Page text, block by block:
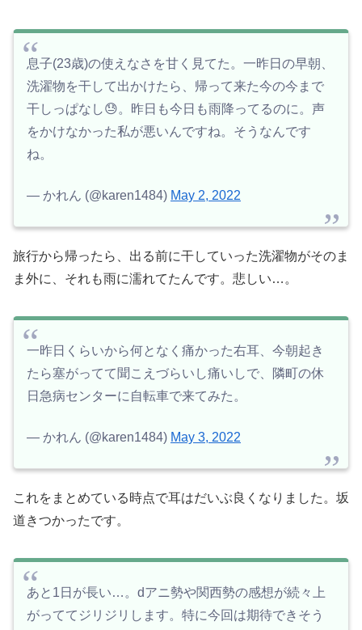
息子(23歳)の使えなさを甘く見てた。一昨日の早朝、
洗濯物を干して出かけたら、帰って来た今の今まで
干しっぱなし😓。昨日も今日も雨降ってるのに。声
をかけなかった私が悪いんですね。そうなんです
ね。
— かれん (@karen1484) May 2, 2022
旅行から帰ったら、出る前に干していった洗濯物がそのま
ま外に、それも雨に濡れてたんです。悲しい…。
一昨日くらいから何となく痛かった右耳、今朝起き
たら塞がってて聞こえづらいし痛いしで、隣町の休
日急病センターに自転車で来てみた。
— かれん (@karen1484) May 3, 2022
これをまとめている時点で耳はだいぶ良くなりました。坂
道きつかったです。
あと1日が長い…。dアニ勢や関西勢の感想が続々上
がっててジリジリします。特に今回は期待できそう